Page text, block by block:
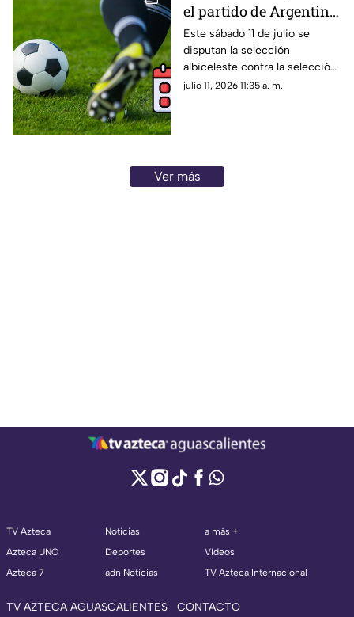
el partido de Argentina
vs. Suiza hoy 11 de julio
de la Copa Mundial de
la FIFA 2026™
Este sábado 11 de julio se
disputan la selección
albiceleste contra la selección
suiza para conseguir su pase a
julio 11, 2026 11:35 a. m.
Ver más
TV Azteca
Azteca UNO
Azteca 7
Noticias
Deportes
adn Noticias
a más +
Videos
TV Azteca Internacional
TV AZTECA AGUASCALIENTES CONTACTO